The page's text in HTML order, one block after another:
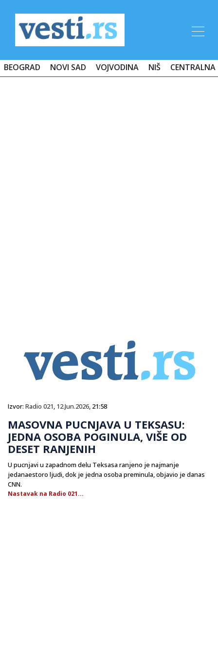
BEOGRAD NOVI SAD VOJVODINA NIŠ CENTRALNA
Izvor: Radio 021, 12.Jun.2026, 21:58
MASOVNA PUCNJAVA U TEKSASU:
JEDNA OSOBA POGINULA, VIŠE OD
DESET RANJENIH
U pucnjavi u zapadnom delu Teksasa ranjeno je najmanje
jedanaestoro ljudi, dok je jedna osoba preminula, objavio je danas
CNN.
Nastavak na Radio 021...